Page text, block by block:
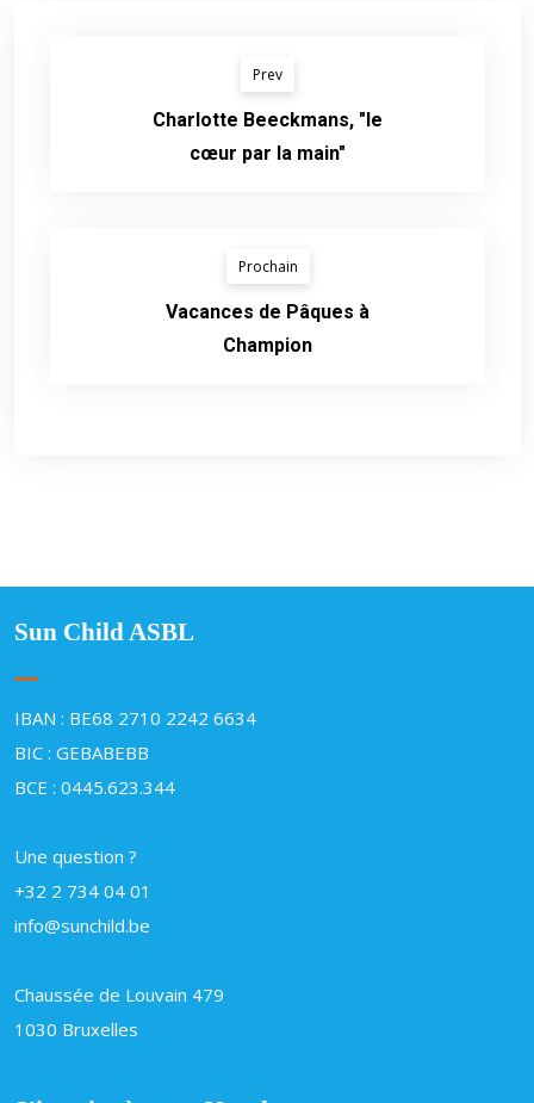
Prev
Charlotte Beeckmans, "le
cœur par la main"
Prochain
Vacances de Pâques à
Champion
Sun Child ASBL
IBAN : BE68 2710 2242 6634
BIC : GEBABEBB
BCE : 0445.623.344
Une question ?
+32 2 734 04 01
info@sunchild.be
Chaussée de Louvain 479
1030 Bruxelles